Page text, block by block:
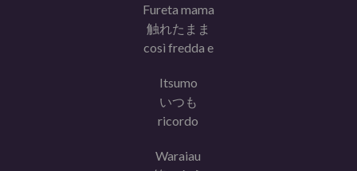
Fureta mama
触れたまま
così fredda e
Itsumo
いつも
ricordo
Waraiau